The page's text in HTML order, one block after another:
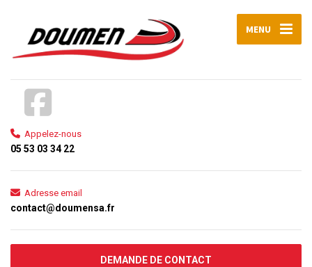
MENU
Appelez-nous
05 53 03 34 22
Adresse email
contact@doumensa.fr
DEMANDE DE CONTACT